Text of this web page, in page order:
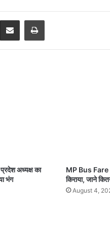
अध्यक्ष का
भंग
MP Bus Fare
किराया, जाने
August 4,